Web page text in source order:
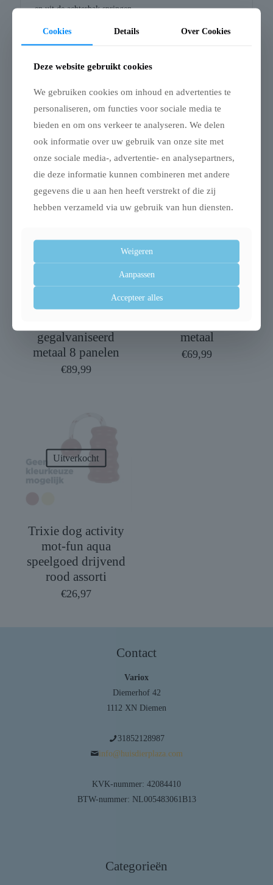
en uit de achterbak springen
– Ruimtebesparend op te bergen
Afmetingen: 80X63 cm
Gerelateerde producten
Trixie natura
gegalvaniseerd
metaal 8 panelen
€89,99
Trixie bench
metaal
€69,99
Uitverkocht
Trixie dog activity
mot-fun aqua
speelgoed drijvend
rood assorti
€26,97
Contact
Variox
Diemerhof 42
1112 XN Diemen
31852128987
info@huisdierplaza.com
KVK-nummer: 42084410
BTW-nummer: NL005483061B13
Categorieën
Cookies Details Over Cookies
Deze website gebruikt cookies
We gebruiken cookies om inhoud en advertenties te
personaliseren, om functies voor sociale media te
bieden en om ons verkeer te analyseren. We delen
ook informatie over uw gebruik van onze site met
onze sociale media-, advertentie- en analysepartners,
die deze informatie kunnen combineren met andere
gegevens die u aan hen heeft verstrekt of die zij
hebben verzameld via uw gebruik van hun diensten.
Weigeren
Aanpassen
Accepteer alles